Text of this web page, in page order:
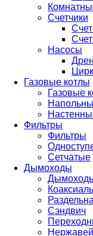
Счетчики
Насосы
Газовые котлы
Газовые
Фильтры
Фильтры
Сетчатые
Дымоходы
Сэндвич